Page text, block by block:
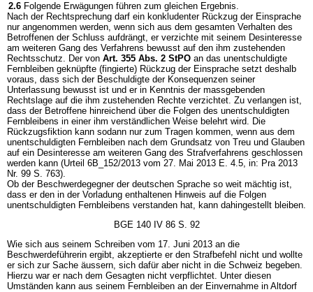
2.6 Folgende Erwägungen führen zum gleichen Ergebnis.
Nach der Rechtsprechung darf ein konkludenter Rückzug der Einsprache
nur angenommen werden, wenn sich aus dem gesamten Verhalten des
Betroffenen der Schluss aufdrängt, er verzichte mit seinem Desinteresse
am weiteren Gang des Verfahrens bewusst auf den ihm zustehenden
Rechtsschutz. Der von Art. 355 Abs. 2 StPO an das unentschuldigte
Fernbleiben geknüpfte (fingierte) Rückzug der Einsprache setzt deshalb
voraus, dass sich der Beschuldigte der Konsequenzen seiner
Unterlassung bewusst ist und er in Kenntnis der massgebenden
Rechtslage auf die ihm zustehenden Rechte verzichtet. Zu verlangen ist,
dass der Betroffene hinreichend über die Folgen des unentschuldigten
Fernbleibens in einer ihm verständlichen Weise belehrt wird. Die
Rückzugsfiktion kann sodann nur zum Tragen kommen, wenn aus dem
unentschuldigten Fernbleiben nach dem Grundsatz von Treu und Glauben
auf ein Desinteresse am weiteren Gang des Strafverfahrens geschlossen
werden kann (Urteil 6B_152/2013 vom 27. Mai 2013 E. 4.5, in: Pra 2013
Nr. 99 S. 763).
Ob der Beschwerdegegner der deutschen Sprache so weit mächtig ist,
dass er den in der Vorladung enthaltenen Hinweis auf die Folgen
unentschuldigten Fernbleibens verstanden hat, kann dahingestellt bleiben.
BGE 140 IV 86 S. 92
Wie sich aus seinem Schreiben vom 17. Juni 2013 an die
Beschwerdeführerin ergibt, akzeptierte er den Strafbefehl nicht und wollte
er sich zur Sache äussern, sich dafür aber nicht in die Schweiz begeben.
Hierzu war er nach dem Gesagten nicht verpflichtet. Unter diesen
Umständen kann aus seinem Fernbleiben an der Einvernahme in Altdorf